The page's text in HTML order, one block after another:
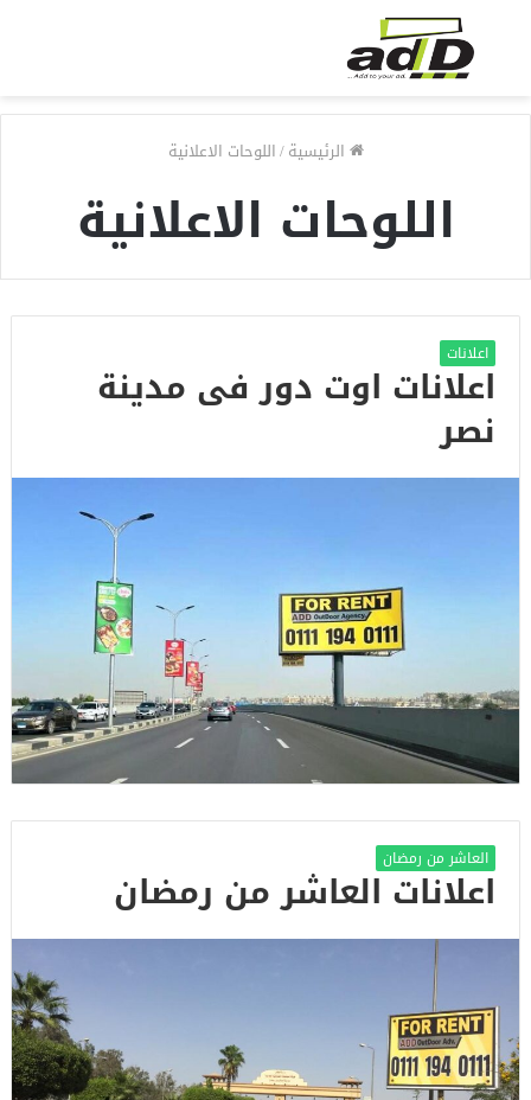
الرئيسية/اللوحات الاعلانية
اللوحات الاعلانية
اعلانات
اعلانات اوت دور فى مدينة
نصر
العاشر من رمضان
اعلانات العاشر من رمضان